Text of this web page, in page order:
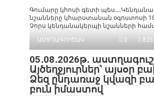
Գումարը կհոսի գետի
նշանները կհարստանան օգոստոսի
Չորս կենդանակերպի նշանների
ԱՍՏՂԱԳՈՒՇԱԿ
0
05․08․2026թ․
Այծեղջյուրներ՝ այսօր
Ձեզ ընդառաջ կվազի
բուն իմաստով